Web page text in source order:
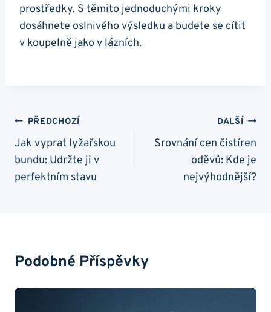
prostředky. S těmito jednoduchými kroky
dosáhnete oslnivého výsledku a budete se cítit
v koupelně jako v lázních.
Navigace
Pro
Příspěvek
PŘEDCHOZÍ
Jak vyprat lyžařskou
bundu: Udržte ji v
perfektním stavu
DALŠÍ
Srovnání cen čistíren
oděvů: Kde je
nejvýhodnější?
Podobné Příspěvky